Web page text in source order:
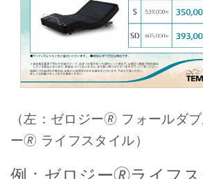
（左：ゼロジー🄬 フォールダ
ー🄬 ライフスタイル）